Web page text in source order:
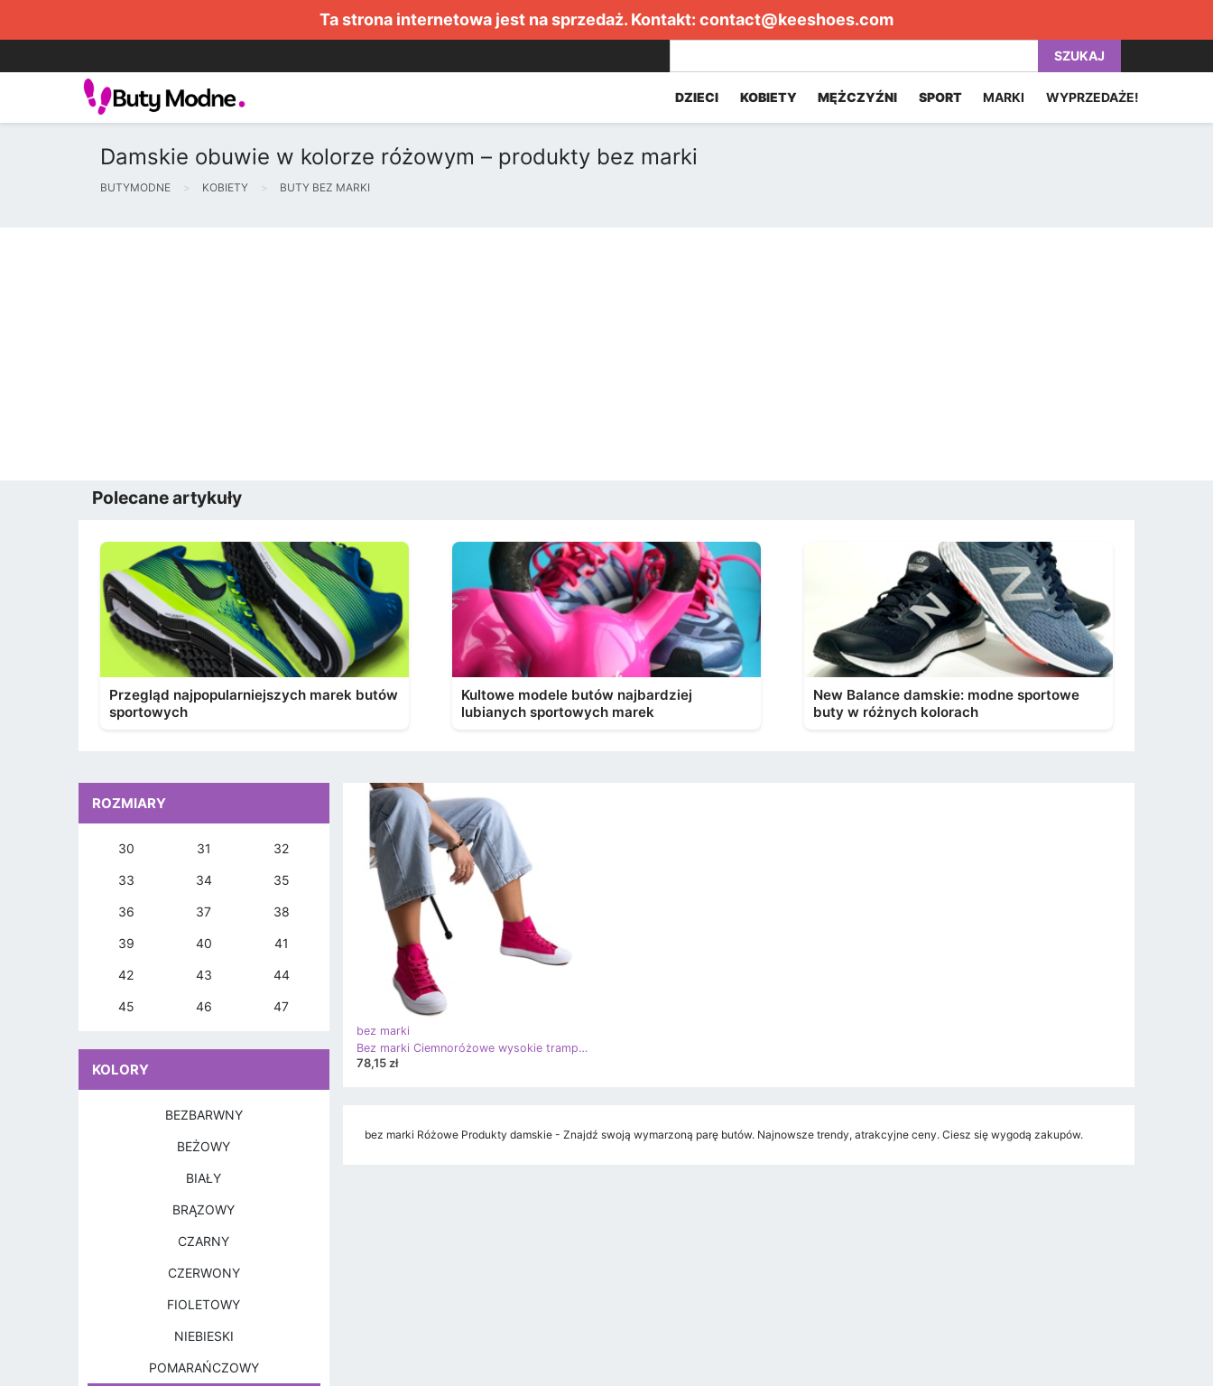
Ta strona internetowa jest na sprzedaż. Kontakt: contact@keeshoes.com
SZUKAJ
DZIECI KOBIETY MĘŻCZYŹNI SPORT MARKI WYPRZEDAŻE!
Damskie obuwie w kolorze różowym – produkty bez marki
BUTYMODNE KOBIETY BUTY BEZ MARKI
Polecane artykuły
Przegląd najpopularniejszych marek butów
sportowych
Kultowe modele butów najbardziej
lubianych sportowych marek
New Balance damskie: modne sportowe
buty w różnych kolorach
bez marki
Bez marki Ciemnoróżowe wysokie trampki Ghanem
78,15 zł
bez marki Różowe Produkty damskie - Znajdź swoją wymarzoną parę butów. Najnowsze trendy, atrakcyjne ceny. Ciesz się wygodą zakupów.
ROZMIARY
30 31 32
33 34 35
36 37 38
39 40 41
42 43 44
45 46 47
KOLORY
BEZBARWNY
BEŻOWY
BIAŁY
BRĄZOWY
CZARNY
CZERWONY
FIOLETOWY
NIEBIESKI
POMARAŃCZOWY